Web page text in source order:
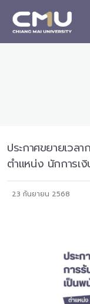
ประกาศขยายเวล
ตำแหน่ง นักการเ
23 กันยายน 2568